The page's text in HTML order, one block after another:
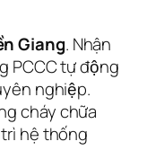
Giang. Nhận
PCCC tự động
nghiệp.
cháy chữa
hệ thống